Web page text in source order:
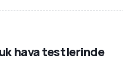
hava testlerinde